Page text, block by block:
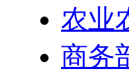
农业
商务